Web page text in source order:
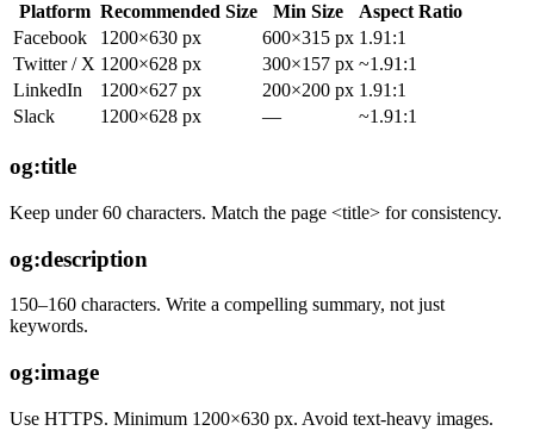
Platform Recommended Size Min Size
Aspect Ratio
Facebook
1200×630 px 600×315 px 1.91:1
Twitter / X 1200×628 px 300×157 px ~1.91:1
LinkedIn
1200×627 px 200×200 px 1.91:1
Slack
1200×628 px — ~1.91:1
og:title
Keep under 60 characters. Match the page <title> for consistency.
og:description
150–160 characters. Write a compelling summary, not just
keywords.
og:image
Use HTTPS. Minimum 1200×630 px. Avoid text-heavy images.